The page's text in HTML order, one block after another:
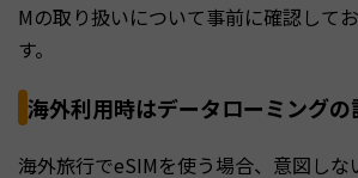
Mの取り扱いについて事前に確認して
す。
海外利用時はデータローミングの
海外旅行でeSIMを使う場合、意図しな